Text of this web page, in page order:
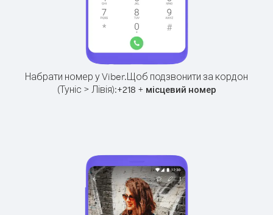
Набрати номер у Viber.Щоб подзвонити за кордон
(Туніс > Лівія):+218 + місцевий номер